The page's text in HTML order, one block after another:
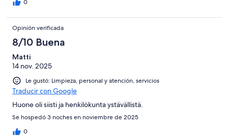
0
Opinión verificada
8/10 Buena
Matti
14 nov. 2025
Le gustó: Limpieza, personal y atención, servicios
Traducir con Google
Huone oli siisti ja henkilökunta ystävällistä.
Se hospedó 3 noches en noviembre de 2025
0